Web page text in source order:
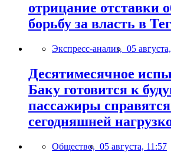
отрицание отставки
борьбу за власть в
Экспресс-анализ, 05
Десятимесячное
Баку готовится к
пассажиры
сегодняшней
Общество, 05 августа, 11:57